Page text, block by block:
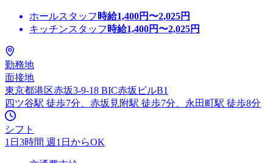
ホールスタッフ 時給1,400円〜2,025円
キッチンスタッフ 時給1,400円〜2,025円
勤務地
面接地
東京都港区赤坂3-9-18 BIC赤坂ビルB1
四ツ谷駅 徒歩7分、赤坂見附駅 徒歩7分、永田町駅 徒歩8分
シフト
1日3時間 週1日からOK